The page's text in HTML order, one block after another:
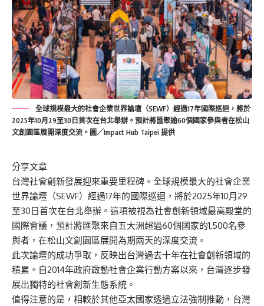
全球規模最大的社會企業世界論壇（SEWF）經過17年國際巡迴，將於
2025年10月29至30日首次在台北舉辦。預計將匯聚逾60個國家參與者在松山
文創園區展開深度交流。圖／Impact Hub Taipei 提供
分享文章
台灣社會創新發展迎來重要里程碑。全球規模最大的社會企業
世界論壇（SEWF）經過17年的國際巡迴，將於2025年10月29
至30日首次在台北舉辦。這項被視為社會創新領域最高殿堂的
國際會議，預計將匯聚來自五大洲超過60個國家的1,500名參
與者，在松山文創園區展開為期兩天的深度交流。
此次論壇的成功爭取，反映出台灣過去十年在社會創新領域的
積累。自2014年政府啟動社會企業行動方案以來，台灣逐步發
展出獨特的社會創新生態系統。
值得注意的是，相較於其他亞太國家透過立法強制推動，台灣